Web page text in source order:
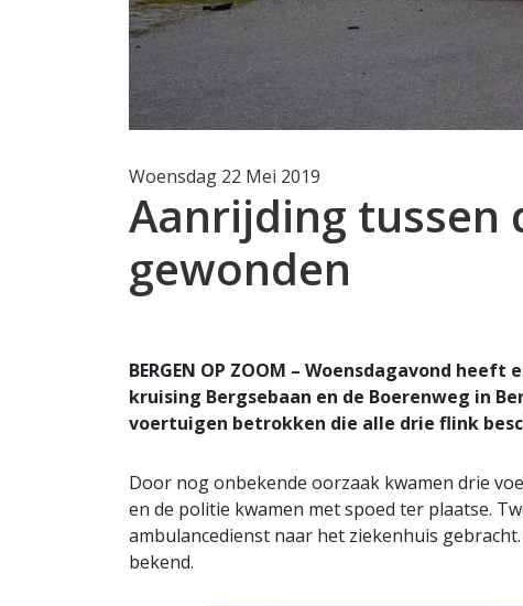
Woensdag 22 Mei 2019
Aanrijding tussen
gewonden
BERGEN OP ZOOM – Woensdagavond
kruising Bergsebaan en de Boerenweg in
voertuigen betrokken die alle drie flink
Door nog onbekende oorzaak kwamen drie
en de politie kwamen met spoed ter plaatse.
ambulancedienst naar het ziekenhuis
bekend.